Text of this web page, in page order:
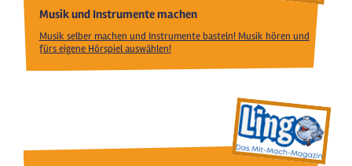
Musik und Instrumente machen
Musik selber machen und Instrumente basteln! Musik hören und
fürs eigene Hörspiel auswählen!